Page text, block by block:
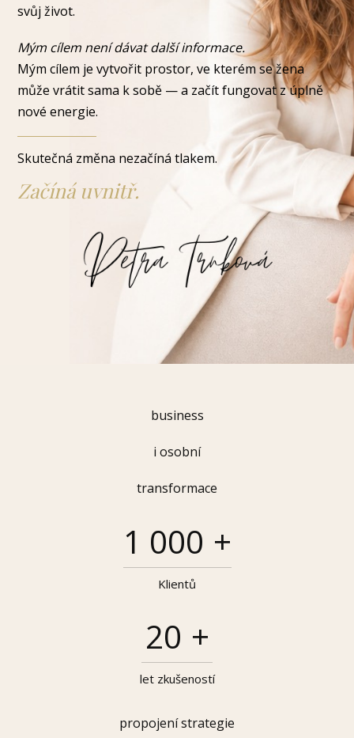
svůj život.
Mým cílem není dávat další informace.
Mým cílem je vytvořit prostor, ve kterém se žena
může vrátit sama k sobě — a začít fungovat z úplně
nové energie.
Skutečná změna nezačíná tlakem.
Začíná uvnitř.
business
i osobní
transformace
1 000 +
Klientů
20 +
let zkušeností
propojení strategie